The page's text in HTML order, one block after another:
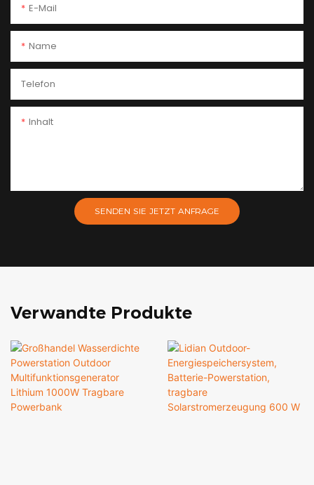
E-Mail
Name
Telefon
Inhalt
SENDEN SIE JETZT ANFRAGE
Verwandte Produkte